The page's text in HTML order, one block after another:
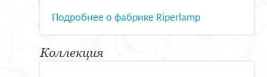
Подробнее о фабрике Riperlamp
Коллекция